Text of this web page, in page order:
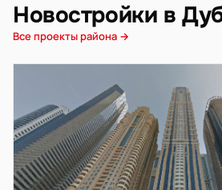
Новостройки в
Все проекты района →